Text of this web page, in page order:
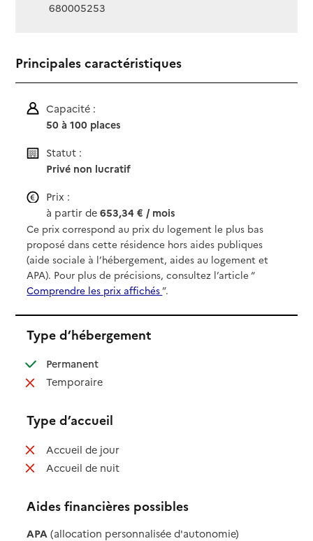
680005253
Principales caractéristiques
Capacité :
50 à 100 places
Statut :
Privé non lucratif
Prix :
à partir de653,34 € / mois
Ce prix correspond au prix du logement le plus bas
proposé dans cette résidence hors aides publiques
(aide sociale à l’hébergement, aides au logement et
APA). Pour plus de précisions, consultez l’article “
Comprendre les prix affichés”.
Type d’hébergement
Permanent: disponible
Temporaire: non disponible
Type d’accueil
Accueil de jour: non disponible
Accueil de nuit: non disponible
Aides financières possibles
APA (allocation personnalisée d'autonomie)